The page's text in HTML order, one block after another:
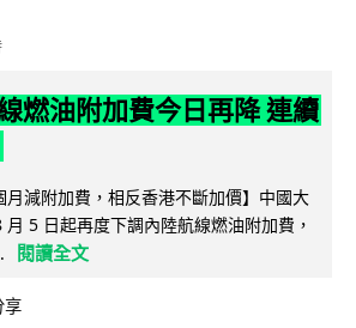
燃油附加費今日再降 連續
月減附加費，相反香港不斷加價】中國大
5 日起再度下調內陸航線燃油附加費，
閱讀全文
享